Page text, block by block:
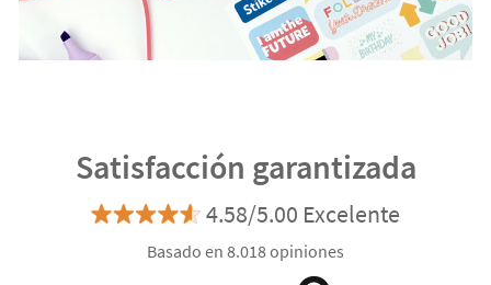
Satisfacción garantizada
4.58/5.00 Excelente
Basado en 8.018 opiniones